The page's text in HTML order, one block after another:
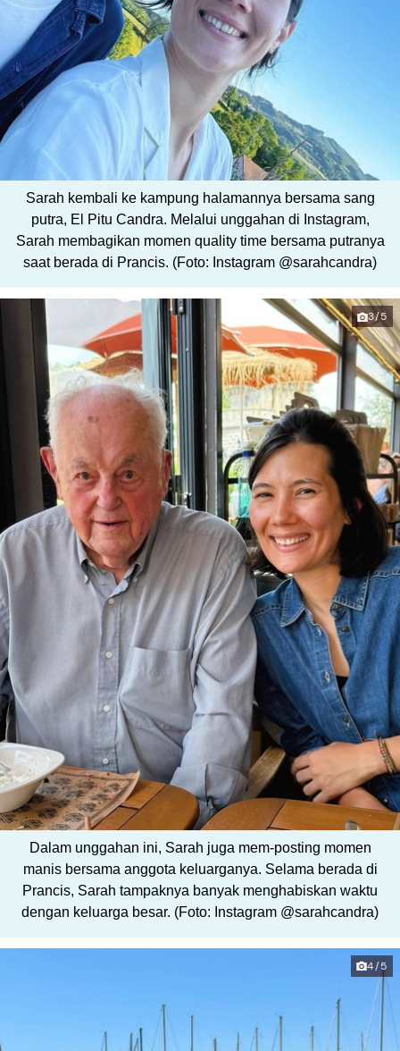
Sarah kembali ke kampung halamannya bersama sang
putra, El Pitu Candra. Melalui unggahan di Instagram,
Sarah membagikan momen quality time bersama putranya
saat berada di Prancis. (Foto: Instagram @sarahcandra)
3/5
Dalam unggahan ini, Sarah juga mem-posting momen
manis bersama anggota keluarganya. Selama berada di
Prancis, Sarah tampaknya banyak menghabiskan waktu
dengan keluarga besar. (Foto: Instagram @sarahcandra)
4/5